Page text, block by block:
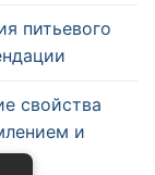
питьевого
свойства
и